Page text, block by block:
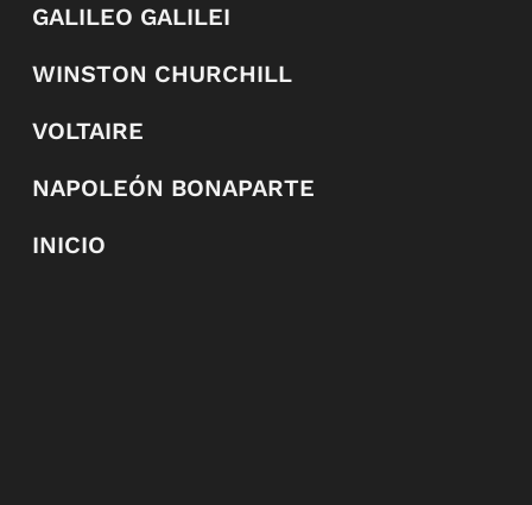
GALILEO GALILEI
WINSTON CHURCHILL
VOLTAIRE
NAPOLEÓN BONAPARTE
INICIO